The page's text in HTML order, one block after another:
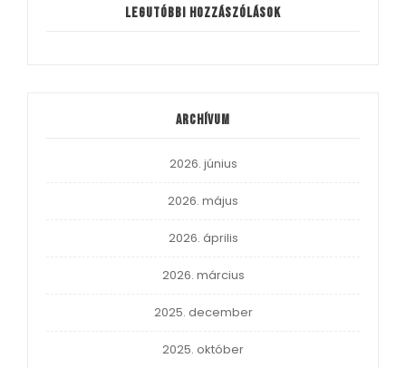
Legutóbbi hozzászólások
Archívum
2026. június
2026. május
2026. április
2026. március
2025. december
2025. október